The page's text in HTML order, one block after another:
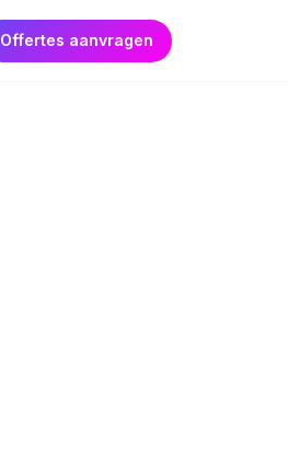
Offertes aanvragen